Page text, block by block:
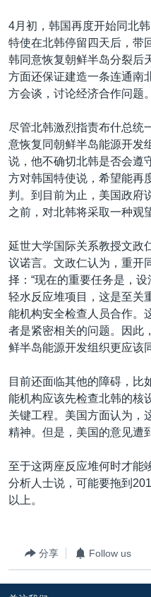
4月初，韩国再度开始同北
特使在北韩停留四天后，带
韩同意恢复朝鲜半岛分裂后
方面还保证建造一条连通南
方会谈，讨论经济合作问题。
尽管北韩激烈指责布什总统
意恢复同朝鲜半岛能源开发
说，他不确切北韩是否会遵
方对韩国特使说，希望能再
判。到目前为止，美国政府
之前，对北韩将采取一种观
延世大学国际关系教授文政
议诺言。文政仁认为，重开
择：“现在的重要任务是，
轻水反应堆项目，这是至关
能机构安全检查人员合作。
者是紧密相关的问题。因此
鲜半岛能源开发组织更应该
目前还面临其他的障碍，比
能机构应该先检查北韩的核
关键工程。美国方面认为，
精神。但是，美国的意见遭
至于这两座反应堆何时才能
分析人士说，可能要拖到
以上。
分享 Follow us